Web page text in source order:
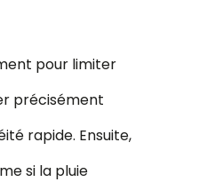
pour limiter
précisément
rapide. Ensuite,
si la pluie